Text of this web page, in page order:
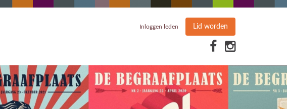
Inloggen leden Lid worden